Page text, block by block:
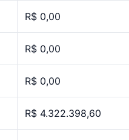
R$ 0,00
R$ 0,00
R$ 0,00
R$ 4.322.398,60